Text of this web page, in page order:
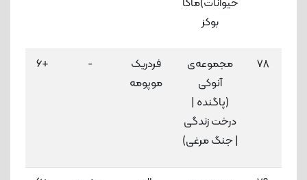
حیوانات)ماکا
بوکز
78
مجموعه‌ی
آنوکی
(پاگنده |
درخت زندگی
| جنگ مرغی)
فردریک
موپومه
-
+6